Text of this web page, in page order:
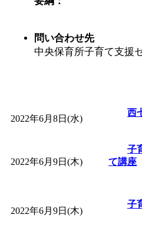
ットせよ！
「皆鶴姫
」 受
「子育て
間：2026/
赤ちゃ
間：2026/
問い合わせ先
中央保育所子育て支援
2022年6月8日(水)
西
2022年6月9日(木)
子
て講座
2022年6月9日(木)
子